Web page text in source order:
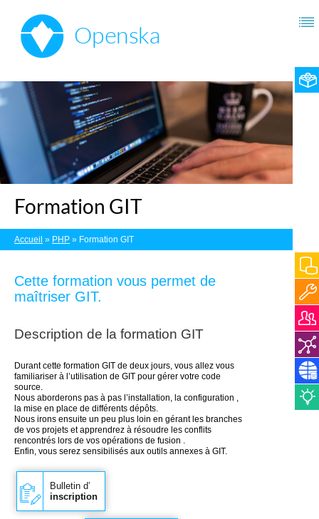
Formation GIT
Accueil » PHP » Formation GIT
Cette formation vous permet de
maîtriser GIT.
Description de la formation GIT
Durant cette formation GIT de deux jours, vous allez vous
familiariser à l’utilisation de GIT pour gérer votre code
source.
Nous aborderons pas à pas l’installation, la configuration ,
la mise en place de différents dépôts.
Nous irons ensuite un peu plus loin en gérant les branches
de vos projets et apprendrez à résoudre les conflits
rencontrés lors de vos opérations de fusion .
Enfin, vous serez sensibilisés aux outils annexes à GIT.
Bulletin d’
inscription